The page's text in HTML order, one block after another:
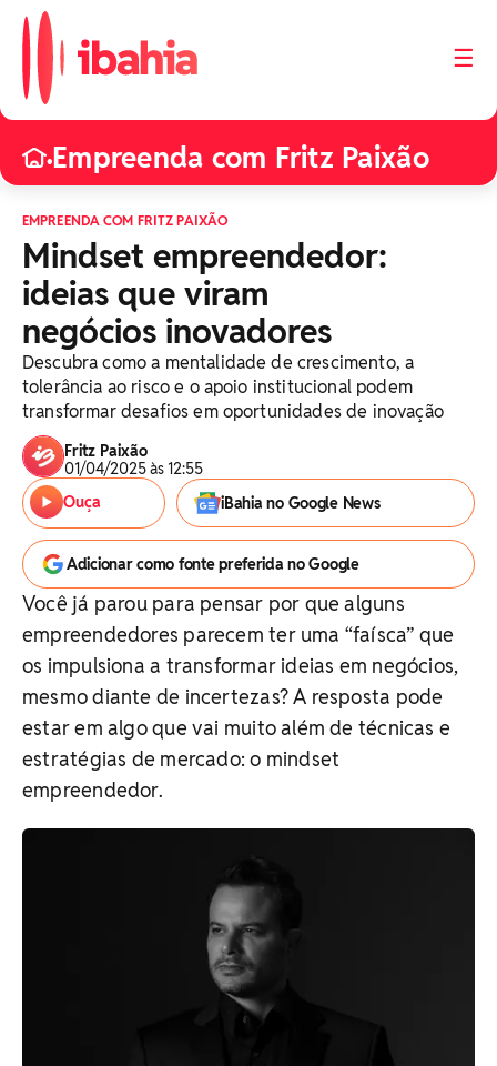
☰
•Empreenda com Fritz Paixão
EMPREENDA COM FRITZ PAIXÃO
Mindset empreendedor:
ideias que viram
negócios inovadores
Descubra como a mentalidade de crescimento, a
tolerância ao risco e o apoio institucional podem
transformar desafios em oportunidades de inovação
Fritz Paixão
01/04/2025 às 12:55
Ouça
iBahia no Google News
Adicionar como fonte preferida no Google
Você já parou para pensar por que alguns
empreendedores parecem ter uma “faísca” que
os impulsiona a transformar ideias em negócios,
mesmo diante de incertezas? A resposta pode
estar em algo que vai muito além de técnicas e
estratégias de mercado: o mindset
empreendedor.